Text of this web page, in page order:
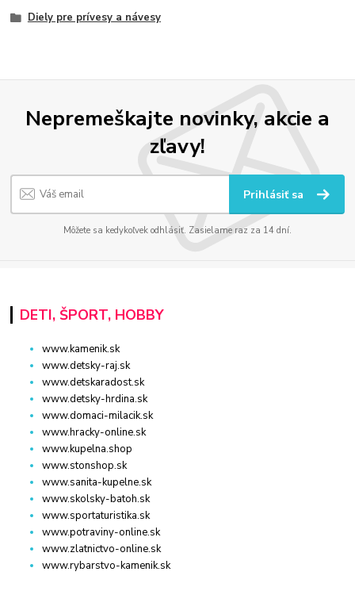
Diely pre prívesy a návesy
Nepremeškajte novinky, akcie a
zľavy!
Prihlásiť sa
Môžete sa kedykoľvek odhlásiť. Zasielame raz za 14 dní.
DETI, ŠPORT, HOBBY
www.kamenik.sk
www.detsky-raj.sk
www.detskaradost.sk
www.detsky-hrdina.sk
www.domaci-milacik.sk
www.hracky-online.sk
www.kupelna.shop
www.stonshop.sk
www.sanita-kupelne.sk
www.skolsky-batoh.sk
www.sportaturistika.sk
www.potraviny-online.sk
www.zlatnictvo-online.sk
www.rybarstvo-kamenik.sk